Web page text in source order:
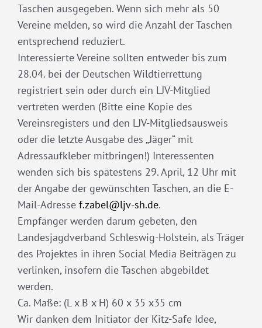
Taschen ausgegeben. Wenn sich mehr als 50
Vereine melden, so wird die Anzahl der Taschen
entsprechend reduziert.
Interessierte Vereine sollten entweder bis zum
28.04. bei der Deutschen Wildtierrettung
registriert sein oder durch ein LJV-Mitglied
vertreten werden (Bitte eine Kopie des
Vereinsregisters und den LJV-Mitgliedsausweis
oder die letzte Ausgabe des „Jäger“ mit
Adressaufkleber mitbringen!) Interessenten
wenden sich bis spätestens 29. April, 12 Uhr mit
der Angabe der gewünschten Taschen, an die E-
Mail-Adresse f.zabel@ljv-sh.de.
Empfänger werden darum gebeten, den
Landesjagdverband Schleswig-Holstein, als Träger
des Projektes in ihren Social Media Beiträgen zu
verlinken, insofern die Taschen abgebildet
werden.
Ca. Maße: (L x B x H) 60 x 35 x35 cm
Wir danken dem Initiator der Kitz-Safe Idee,